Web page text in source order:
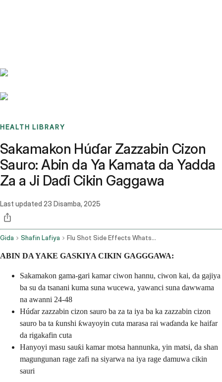
HEALTH LIBRARY
Sakamakon Húɗar Zazzabin Cizon
Sauro: Abin da Ya Kamata da Yadda
Za a Ji Daɗi Cikin Gaggawa
Last updated 23 Disamba, 2025
Gida Shafin Lafiya Flu Shot Side Effects Whats Normal And How To Feel Better Fast
ABIN DA YAKE GASKIYA CIKIN GAGGGAWA:
Sakamakon gama-gari kamar ciwon hannu, ciwon kai, da gajiya
ba su da tsanani kuma suna wucewa, yawanci suna dawwama
na awanni 24-48
Húɗar zazzabin cizon sauro ba za ta iya ba ka zazzabin cizon
sauro ba ta ƙunshi ƙwayoyin cuta marasa rai waɗanda ke haifar
da rigakafin cuta
Hanyoyi masu sauƙi kamar motsa hannunka, yin matsi, da shan
magungunan rage zafi na siyarwa na iya rage damuwa cikin
sauri